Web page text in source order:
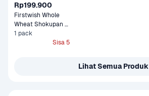
Rp199.900
Firstwish Whole
Wheat Shokupan
Box Isi 2 Pack
1 pack
Sisa 5
Lihat Semua Produk